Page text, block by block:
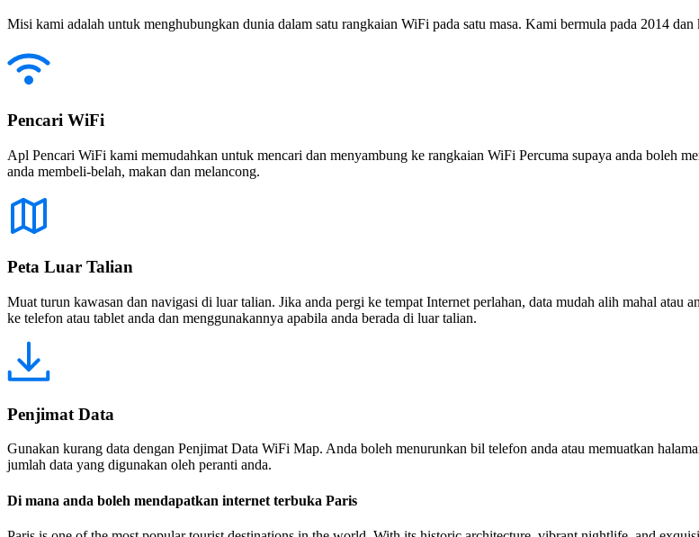
Misi kami adalah untuk menghubungkan dunia dalam satu rangkaian WiFi pada satu masa. Kami bermula pada 2014
Pencari WiFi
Apl Pencari WiFi kami memudahkan untuk mencari dan menyambung ke rangkaian WiFi Percuma supaya anda boleh
anda membeli-belah, makan dan melancong.
Peta Luar Talian
Muat turun kawasan dan navigasi di luar talian. Jika anda pergi ke tempat Internet perlahan, data mudah alih mahal
ke telefon atau tablet anda dan menggunakannya apabila anda berada di luar talian.
Penjimat Data
Gunakan kurang data dengan Penjimat Data WiFi Map. Anda boleh menurunkan bil telefon anda atau memuatkan
jumlah data yang digunakan oleh peranti anda.
Di mana anda boleh mendapatkan internet terbuka Paris